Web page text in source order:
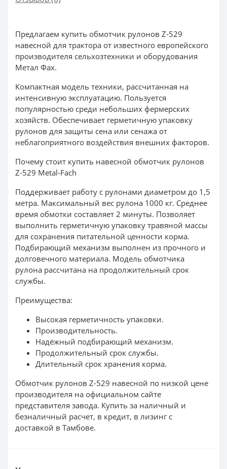
Предлагаем купить обмотчик рулонов Z-529
навесной для трактора от известного европейского
производителя сельхозтехники и оборудования
Метал Фах.
Компактная модель техники, рассчитанная на
интенсивную эксплуатацию. Пользуется
популярностью среди небольших фермерских
хозяйств. Обеспечивает герметичную упаковку
рулонов для защиты сена или сенажа от
неблагоприятного воздействия внешних факторов.
Почему стоит купить навесной обмотчик рулонов
Z-529 Metal-Fach
Поддерживает работу с рулонами диаметром до 1,5
метра. Максимальный вес рулона 1000 кг. Среднее
время обмотки составляет 2 минуты. Позволяет
выполнить герметичную упаковку травяной массы
для сохранения питательной ценности корма.
Подбирающий механизм выполнен из прочного и
долговечного материала. Модель обмотчика
рулона рассчитана на продолжительный срок
службы.
Преимущества:
Высокая герметичность упаковки.
Производительность.
Надёжный подбирающий механизм.
Продолжительный срок службы.
Длительный срок хранения корма.
Обмотчик рулонов Z-529 навесной по низкой цене
производителя на официальном сайте
представителя завода. Купить за наличный и
безналичный расчет, в кредит, в лизинг с
доставкой в Тамбове.